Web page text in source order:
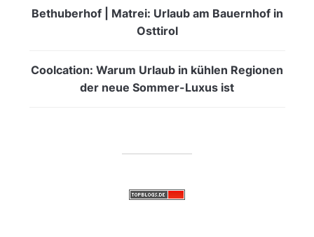
Bethuberhof | Matrei: Urlaub am Bauernhof in
Osttirol
Coolcation: Warum Urlaub in kühlen Regionen
der neue Sommer-Luxus ist